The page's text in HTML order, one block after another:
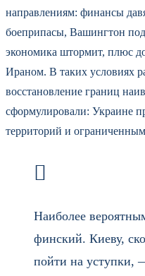
направлениям: финансы
боеприпасы, Вашингтон
экономика штормит, плюс
Ираном. В таких условиях
восстановление границ
сформулировали: Украине
территорий и
Наиболее
финский. Киеву,
пойти на уступки,